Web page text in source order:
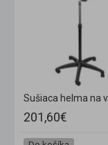
201,60€